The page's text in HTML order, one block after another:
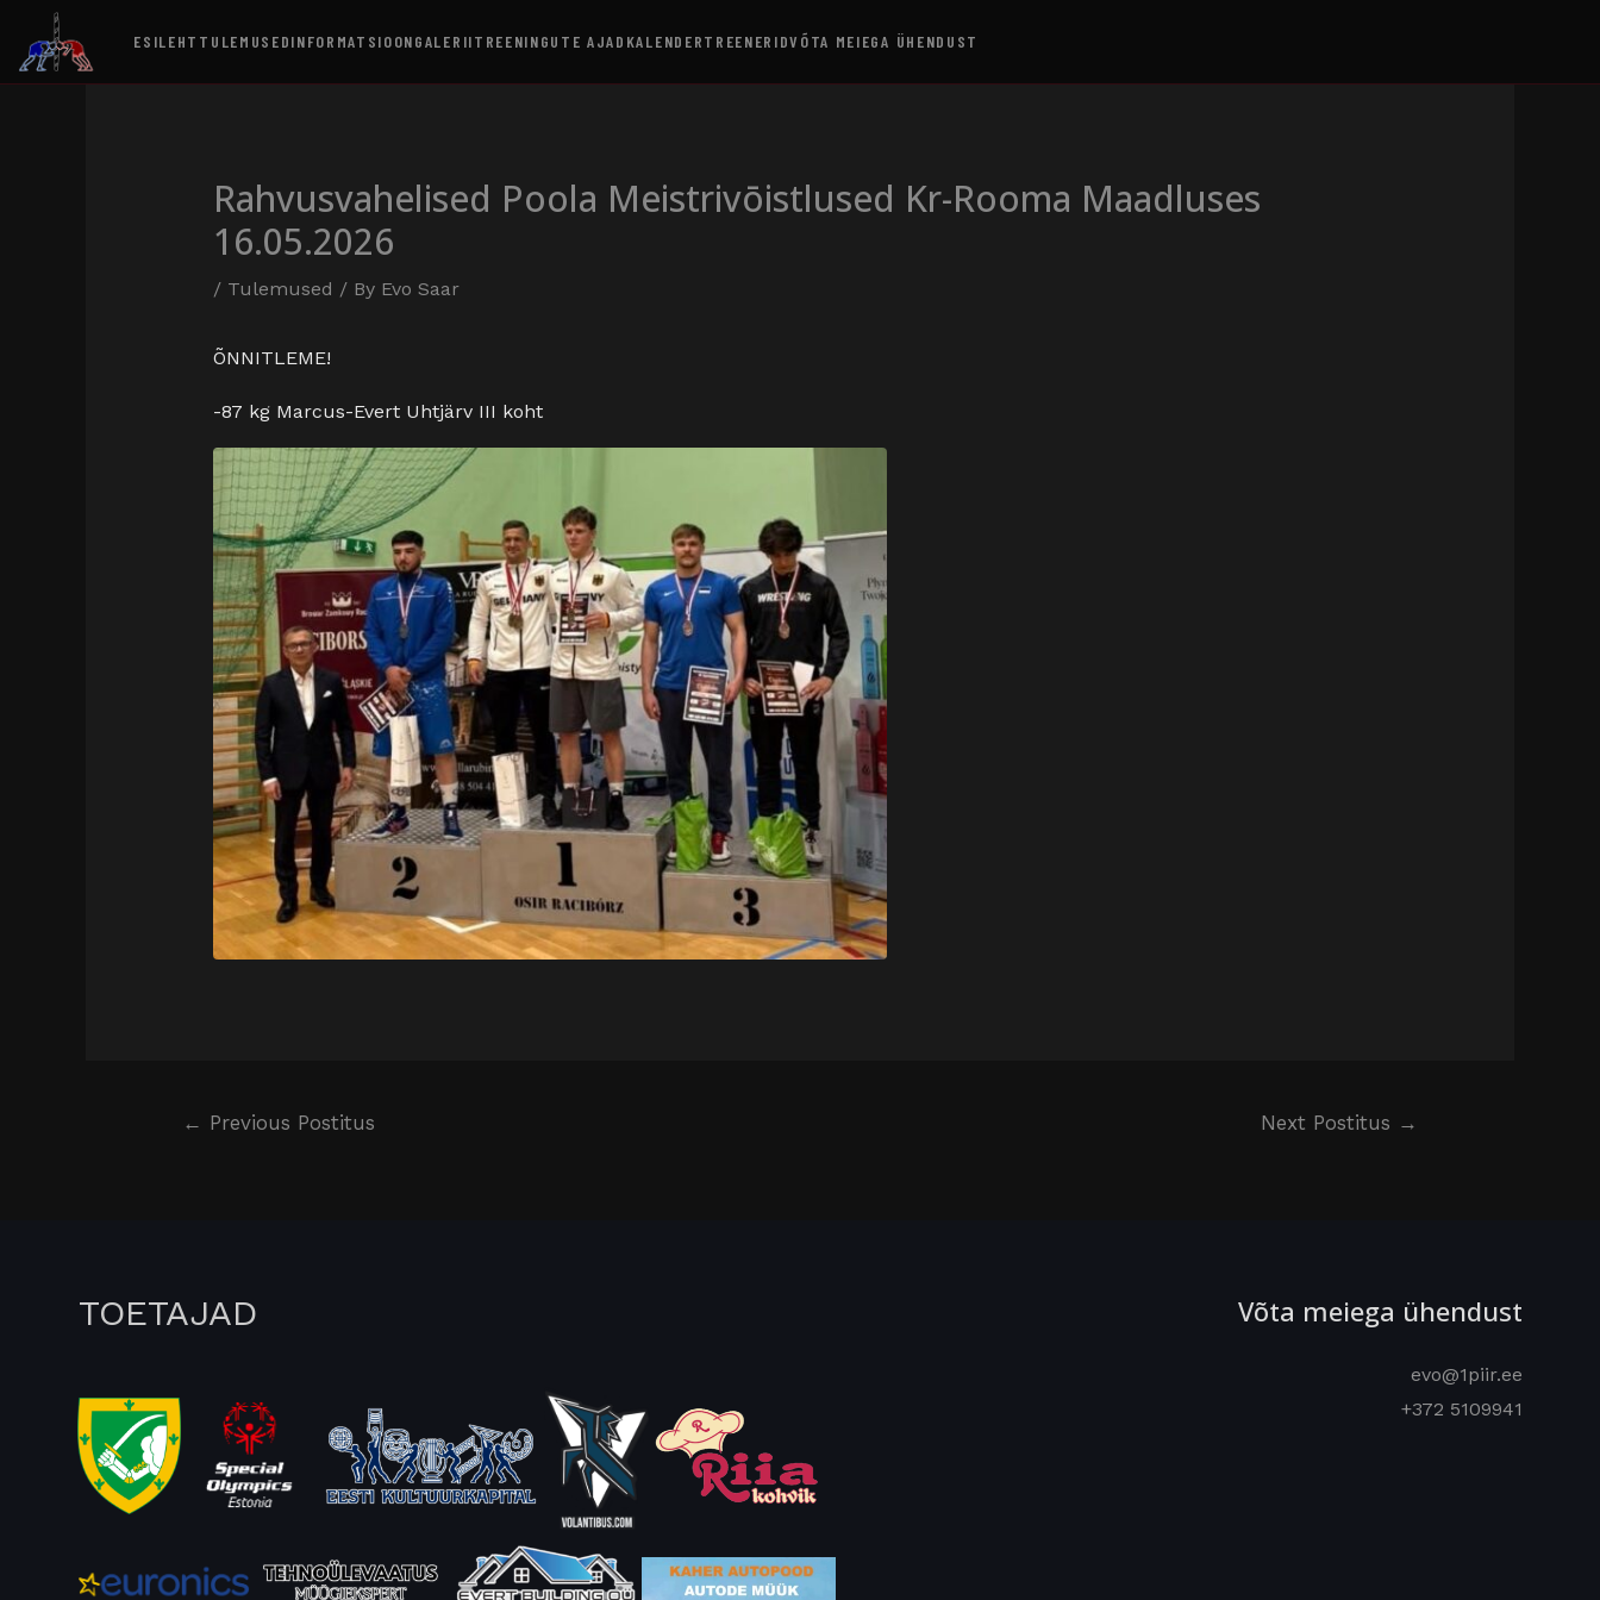
ESILEHT TULEMUSEDINFORMATSIOONGALERIITREENINGUTE AJAD KALENDERTREENERIDVÕTA MEIEGA ÜHENDUST
Rahvusvahelised Poola Meistrivōistlused Kr-Rooma Maadluses
16.05.2026
/ Tulemused / By Evo Saar
ÕNNITLEME!
-87 kg Marcus-Evert Uhtjärv III koht
← Previous Postitus Next Postitus →
TOETAJAD Võta meiega ühendust
evo@1piir.ee
+372 5109941